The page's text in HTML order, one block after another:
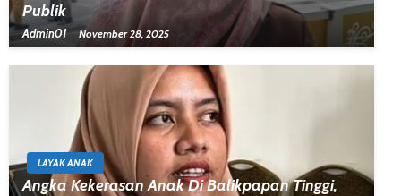
Publik
Admin01 November 28, 2025
LAYAK ANAK
Angka Kekerasan Anak Di Balikpapan Tinggi,